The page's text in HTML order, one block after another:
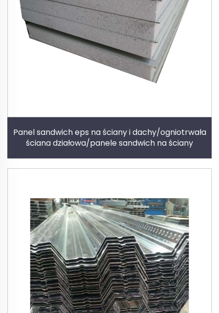
Panel sandwich eps na ściany i dachy/ogniotrwała
ściana działowa/panele sandwich na ściany